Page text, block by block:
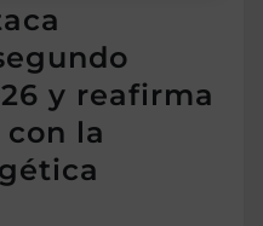
y reafirma
la